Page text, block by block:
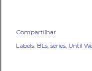
Compartilhar
Labels: BLs séries Until